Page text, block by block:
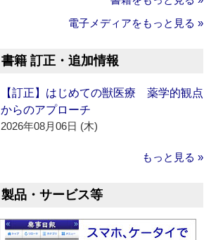
電子メディアをもっと見る »
書籍 訂正・追加情報
【訂正】はじめての獣医療 薬学的観点
からのアプローチ
2026年08月06日 (木)
もっと見る »
製品・サービス等